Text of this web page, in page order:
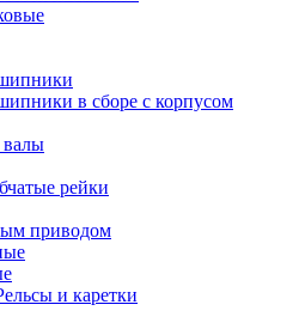
в сборе с корпусом
рейки
приводом
и каретки